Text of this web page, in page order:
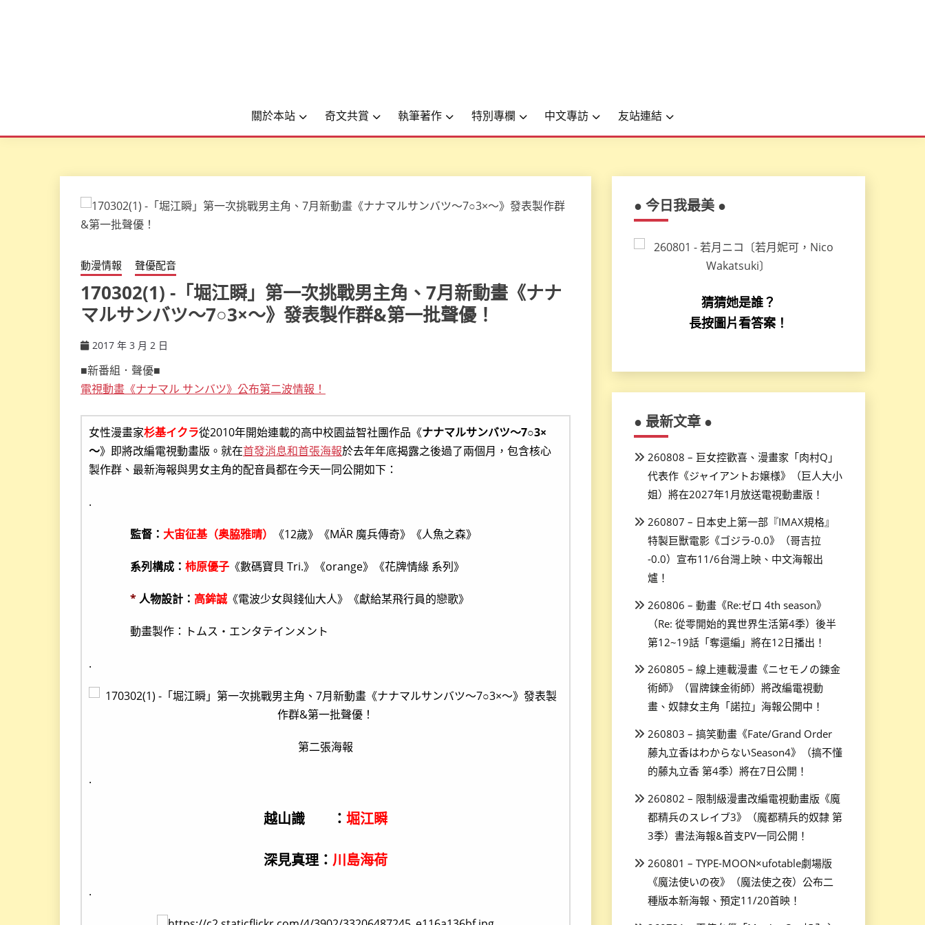
關於本站 奇文共賞 執筆著作 特別專欄 中文專訪 友站連結
動漫情報 聲優配音
170302(1) -「堀江瞬」第一次挑戰男主角、7月新動畫《ナナ
マルサンバツ〜7○3×〜》發表製作群&第一批聲優！
2017 年 3 月 2 日
■新番組．聲優■
電視動畫《ナナマル サンバツ》公布第二波情報！
女性漫畫家杉基イクラ從2010年開始連載的高中校園益智社團作品《ナナマルサンバツ〜7○3×
〜》即將改編電視動畫版。就在首發消息和首張海報於去年年底揭露之後過了兩個月，包含核心
製作群、最新海報與男女主角的配音員都在今天一同公開如下：
.
監督： 大宙征基（奥脇雅晴） 《12歲》《MÄR 魔兵傳奇》《人魚之森》
系列構成： 柿原優子 《數碼寶貝 Tri.》《orange》《花牌情緣 系列》
*人物設計： 高鉾誠 《電波少女與錢仙大人》《獻給某飛行員的戀歌》
動畫製作：トムス・エンタテインメント
.
第二張海報
.
越山識 ： 堀江瞬
深見真理： 川島海荷
.
● 今日我最美 ●
猜猜她是誰？
長按圖片看答案！
● 最新文章 ●
260808 – 巨女控歡喜、漫畫家「肉村Q」
代表作《ジャイアントお嬢様》（巨人大小
姐）將在2027年1月放送電視動畫版！
260807 – 日本史上第一部『IMAX規格』
特製巨獸電影《ゴジラ-0.0》（哥吉拉
-0.0）宣布11/6台灣上映、中文海報出
爐！
260806 – 動畫《Re:ゼロ 4th season》
（Re: 從零開始的異世界生活第4季）後半
第12~19話「奪還編」將在12日播出！
260805 – 線上連載漫畫《ニセモノの錬金
術師》（冒牌鍊金術師）將改編電視動
畫、奴隸女主角「諾拉」海報公開中！
260803 – 搞笑動畫《Fate/Grand Order
藤丸立香はわからないSeason4》（搞不懂
的藤丸立香 第4季）將在7日公開！
260802 – 限制級漫畫改編電視動畫版《魔
都精兵のスレイブ3》（魔都精兵的奴隸 第
3季）書法海報&首支PV一同公開！
260801 – TYPE-MOON×ufotable劇場版
《魔法使いの夜》（魔法使之夜）公布二
種版本新海報、預定11/20首映！